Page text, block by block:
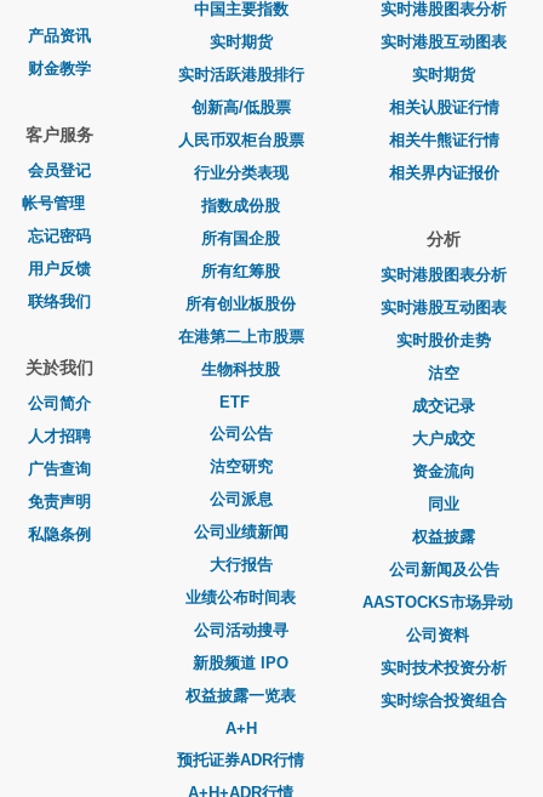
产品资讯
财金教学
客户服务
会员登记
帐号管理
忘记密码
用户反馈
联络我们
关於我们
公司简介
人才招聘
广告查询
免责声明
私隐条例
中国主要指数
实时期货
实时活跃港股排行
创新高/低股票
人民币双柜台股票
行业分类表现
指数成份股
所有国企股
所有红筹股
所有创业板股份
在港第二上市股票
生物科技股
ETF
公司公告
沽空研究
公司派息
公司业绩新闻
大行报告
业绩公布时间表
公司活动搜寻
新股频道 IPO
权益披露一览表
A+H
预托证券ADR行情
A+H+ADR行情
实时港股图表分析
实时港股互动图表
实时期货
相关认股证行情
相关牛熊证行情
相关界内证报价
分析
实时港股图表分析
实时港股互动图表
实时股价走势
沽空
成交记录
大户成交
资金流向
同业
权益披露
公司新闻及公告
AASTOCKS市场异动
公司资料
实时技术投资分析
实时综合投资组合